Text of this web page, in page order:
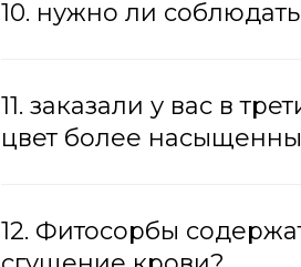
10. нужно ли
11. заказали у вас в
цвет более
12. Фитосорбы